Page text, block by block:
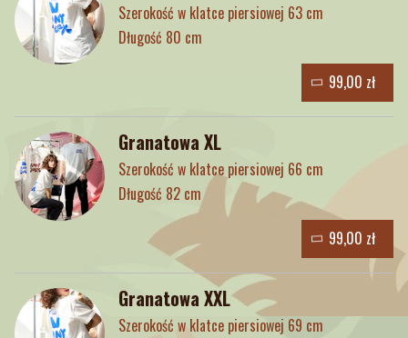
Szerokość w klatce piersiowej 63 cm
Długość 80 cm
Granatowa XL
Szerokość w klatce piersiowej 66 cm
Długość 82 cm
Granatowa XXL
Szerokość w klatce piersiowej 69 cm